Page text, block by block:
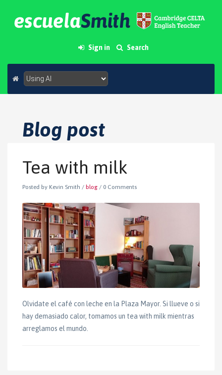
Sign in Search
Blog post
Tea with milk
Posted by Kevin Smith / blog / 0 Comments
Olvidate el café con leche en la Plaza Mayor. Si llueve o si
hay demasiado calor, tomamos un tea with milk mientras
arreglamos el mundo.